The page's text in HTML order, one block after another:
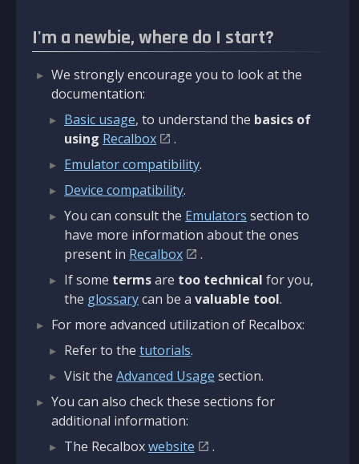
I'm a newbie, where do I start?
We strongly encourage you to look at the
documentation:
Basic usage, to understand the basics of
using Recalbox
.
Emulator compatibility.
Device compatibility.
You can consult the Emulators section to
have more information about the ones
present in Recalbox
.
If some termsare too technical for you,
the glossarycan be a valuable tool.
For more advanced utilization of Recalbox:
Refer to the tutorials.
Visit the Advanced Usage section.
You can also check these sections for
additional information:
The Recalboxwebsite
.